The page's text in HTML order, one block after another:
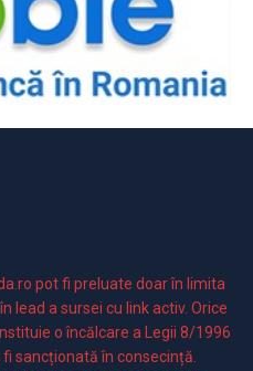
pot fi preluate doar în limita
lead a sursei cu link activ. Orice
o încălcare a Legii 8/1996
sancționată în consecință.